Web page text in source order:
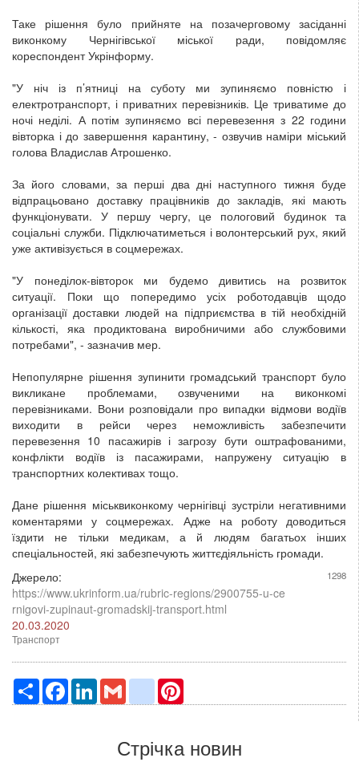
Таке рішення було прийняте на позачерговому засіданні
виконкому Чернігівської міської ради, повідомляє
кореспондент Укрінформу.
"У ніч із п’ятниці на суботу ми зупиняємо повністю і
електротранспорт, і приватних перевізників. Це триватиме до
ночі неділі. А потім зупиняємо всі перевезення з 22 години
вівторка і до завершення карантину, - озвучив наміри міський
голова Владислав Атрошенко.
За його словами, за перші два дні наступного тижня буде
відпрацьовано доставку працівників до закладів, які мають
функціонувати. У першу чергу, це пологовий будинок та
соціальні служби. Підключатиметься і волонтерський рух, який
уже активізується в соцмережах.
"У понеділок-вівторок ми будемо дивитись на розвиток
ситуації. Поки що попередимо усіх роботодавців щодо
організації доставки людей на підприємства в тій необхідній
кількості, яка продиктована виробничими або службовими
потребами", - зазначив мер.
Непопулярне рішення зупинити громадський транспорт було
викликане проблемами, озвученими на виконкомі
перевізниками. Вони розповідали про випадки відмови водіїв
виходити в рейси через неможливість забезпечити
перевезення 10 пасажирів і загрозу бути оштрафованими,
конфлікти водіїв із пасажирами, напружену ситуацію в
транспортних колективах тощо.
Дане рішення міськвиконкому чернігівці зустріли негативними
коментарями у соцмережах. Адже на роботу доводиться
їздити не тільки медикам, а й людям багатьох інших
спеціальностей, які забезпечують життєдіяльність громади.
Джерело:
https://www.ukrinform.ua/rubric-regions/2900755-u-ce
rnigovi-zupinaut-gromadskij-transport.html
1298
20.03.2020
Транспорт
РесурсFacebook
LinkedInGmail google_bookmarks
Стрічка новин